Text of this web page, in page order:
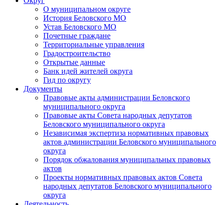
О муниципальном округе
История Беловского МО
Устав Беловского МО
Почетные граждане
Территориальные управления
Градостроительство
Открытые данные
Банк идей жителей округа
Гид по округу
Документы
Правовые акты администрации Беловского
муниципального округа
Правовые акты Совета народных депутатов
Беловского муниципального округа
Независимая экспертиза нормативных правовых
актов администрации Беловского муниципального
округа
Порядок обжалования муниципальных правовых
актов
Проекты нормативных правовых актов Совета
народных депутатов Беловского муниципального
округа